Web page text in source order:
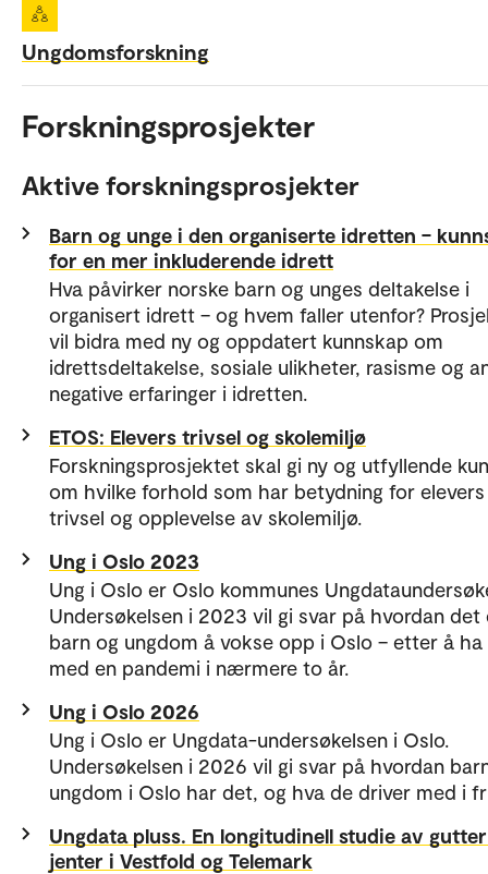
Ungdomsforskning
Forskningsprosjekter
Aktive forskningsprosjekter
Barn og unge i den organiserte idretten –
for en mer inkluderende idrett
Hva påvirker norske barn og unges deltakelse i
organisert idrett – og hvem faller utenfor?
vil bidra med ny og oppdatert kunnskap om
idrettsdeltakelse, sosiale ulikheter, rasisme og
negative erfaringer i idretten.
ETOS: Elevers trivsel og skolemiljø
Forskningsprosjektet skal gi ny og utfyllende
om hvilke forhold som har betydning for elevers
trivsel og opplevelse av skolemiljø.
Ung i Oslo 2023
Ung i Oslo er Oslo kommunes
Undersøkelsen i 2023 vil gi svar på hvordan det
barn og ungdom å vokse opp i Oslo – etter å ha
med en pandemi i nærmere to år.
Ung i Oslo 2026
Ung i Oslo er Ungdata-undersøkelsen i Oslo.
Undersøkelsen i 2026 vil gi svar på hvordan
ungdom i Oslo har det, og hva de driver med i
Ungdata pluss. En longitudinell studie av
jenter i Vestfold og Telemark